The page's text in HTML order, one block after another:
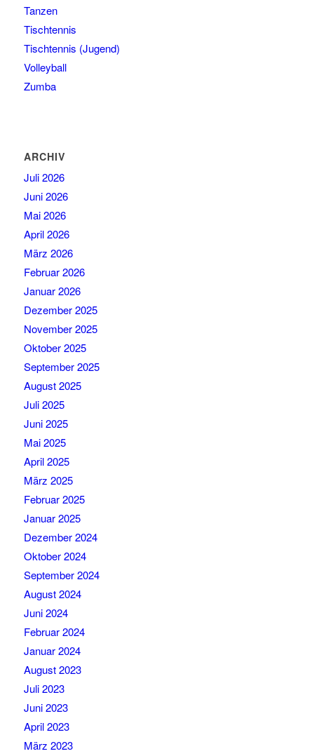
Tanzen
Tischtennis
Tischtennis (Jugend)
Volleyball
Zumba
ARCHIV
Juli 2026
Juni 2026
Mai 2026
April 2026
März 2026
Februar 2026
Januar 2026
Dezember 2025
November 2025
Oktober 2025
September 2025
August 2025
Juli 2025
Juni 2025
Mai 2025
April 2025
März 2025
Februar 2025
Januar 2025
Dezember 2024
Oktober 2024
September 2024
August 2024
Juni 2024
Februar 2024
Januar 2024
August 2023
Juli 2023
Juni 2023
April 2023
März 2023